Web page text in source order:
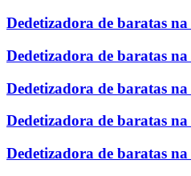
Dedetizadora de baratas
Dedetizadora de baratas
Dedetizadora de baratas
Dedetizadora de baratas
Dedetizadora de baratas